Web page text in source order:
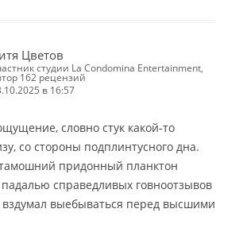
Цветов
162 рецензий
в 16:57
словно стук какой-то
со стороны подплинтусного дна.
придонный планктон
справедливых говноотзывов
выебываться перед высшими